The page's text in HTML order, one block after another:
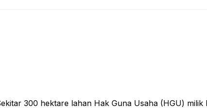
300 hektare lahan Hak Guna Usaha (HGU) milik